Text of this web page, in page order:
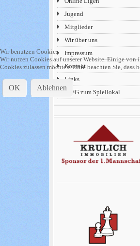
Jugend
Mitglieder
Wir über uns
Impressum
Kontakt
Links
MVG zum Spiellokal
Wir benutzen Cookies
Wir nutzen Cookies auf unserer Website. Einige von
Cookies zulassen möchten. Bitte beachten Sie,
OK Ablehnen